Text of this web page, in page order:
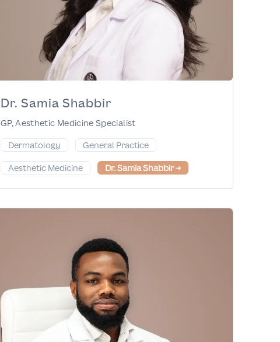
Dr. Samia Shabbir
GP, Aesthetic Medicine Specialist
Dermatology
General Practice
Aesthetic Medicine Dr. Samia Shabbir→